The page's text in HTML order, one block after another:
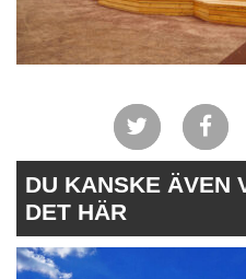
DU KANSKE ÄVEN
DET HÄR